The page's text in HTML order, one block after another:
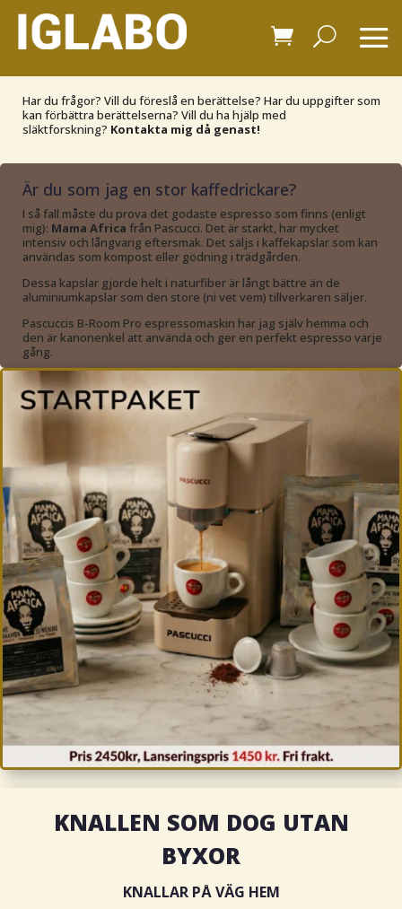
Har du frågor? Vill du föreslå en berättelse? Har du uppgifter som
kan förbättra berättelserna? Vill du ha hjälp med
släktforskning? Kontakta mig då genast!
Är du som jag en stor kaffedrickare?
I så fall måste du prova det godaste espresso som finns (enligt
mig): Mama Africa från Pascucci. Det är starkt, har mycket
intensiv och långvarig eftersmak. Det säljs i kaffekapslar som kan
användas som kompost eller gödning i trädgården.
Dessa kapslar gjorde helt i naturfiber är långt bättre än de
aluminiumkapslar som den store (ni vet vem) tillverkaren säljer.
Pascuccis B-Room Pro espressomaskin har jag själv hemma och
den är kanonenkel att använda och ger en perfekt espresso varje
gång.
KNALLEN SOM DOG UTAN
BYXOR
KNALLAR PÅ VÄG HEM